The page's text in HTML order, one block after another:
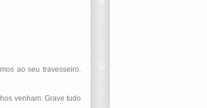
ao seu travesseiro.
venham. Grave tudo